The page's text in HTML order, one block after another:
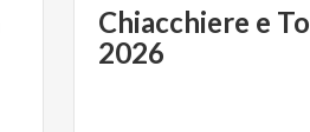
Chiacchiere e
2026